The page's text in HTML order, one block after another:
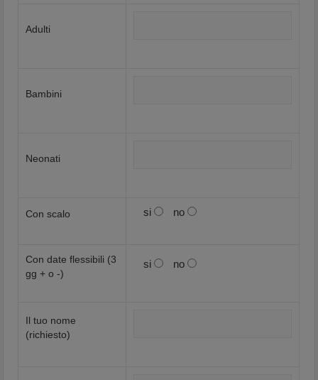
Adulti
Bambini
Neonati
Con scalo si no
Con date flessibili (3
gg + o -)
si no
Il tuo nome
(richiesto)